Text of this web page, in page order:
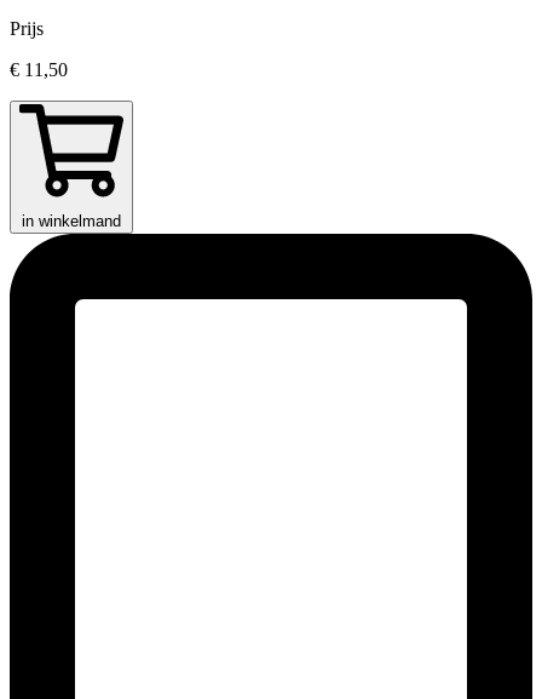
Prijs
€ 11,50
in winkelmand